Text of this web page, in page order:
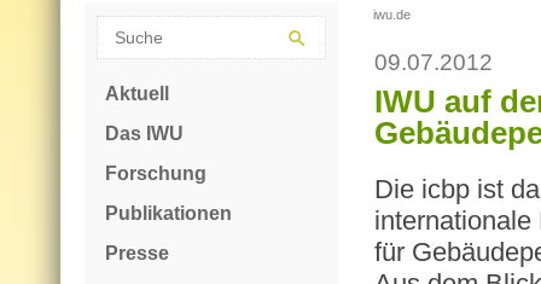
Aktuell
Das IWU
Forschung
Publikationen
Presse
iwu.de
09.07.2012
IWU auf
Die icbp ist
internationale
für